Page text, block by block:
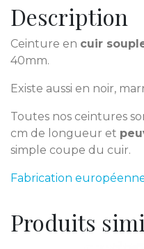
Description
Ceinture en cuir
40mm.
Existe aussi en noir,
Toutes nos ceintures
cm de longueur et
simple coupe du cuir.
Fabrication
Produits